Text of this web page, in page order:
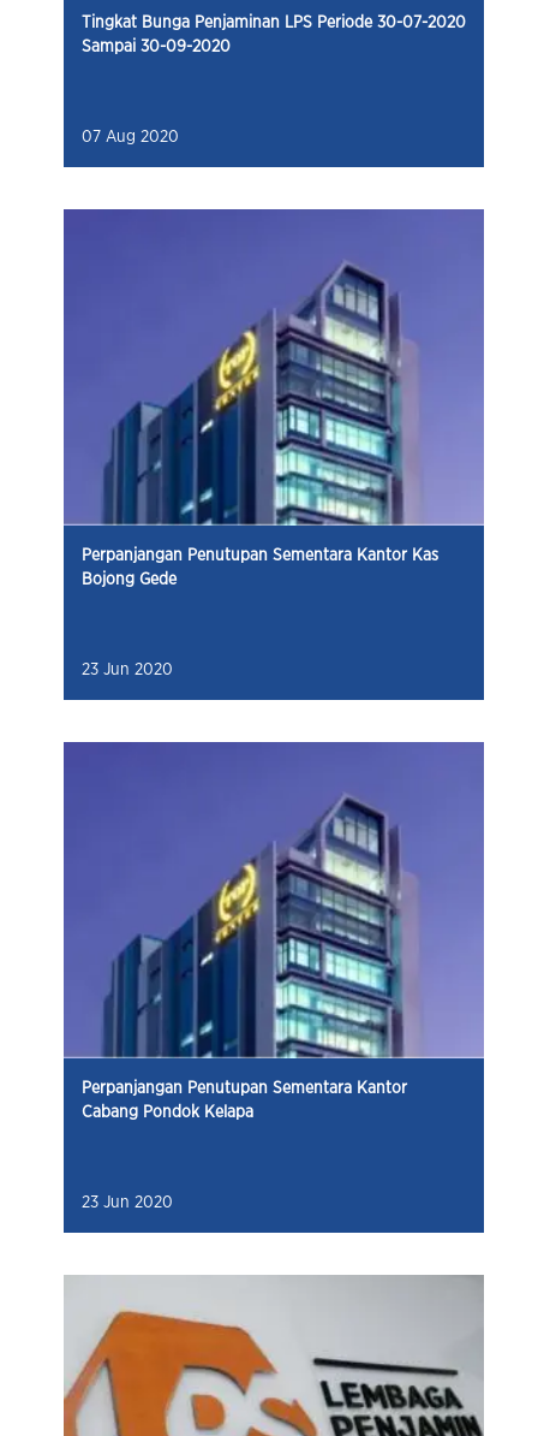
Tingkat Bunga Penjaminan LPS Periode 30-07-2020
Sampai 30-09-2020
07 Aug 2020
Perpanjangan Penutupan Sementara Kantor Kas
Bojong Gede
23 Jun 2020
Perpanjangan Penutupan Sementara Kantor
Cabang Pondok Kelapa
23 Jun 2020